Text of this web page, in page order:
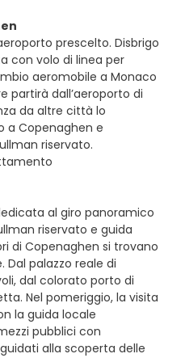
prescelto. Disbrigo
con volo di linea per
aeromobile a Monaco
partirà dall’aeroporto di
da altre città lo
a Copenaghen e
riservato.
al giro panoramico
riservato e guida
di Copenaghen si trovano
palazzo reale di
dal colorato porto di
Nel pomeriggio, la visita
la guida locale
pubblici con
alla scoperta delle